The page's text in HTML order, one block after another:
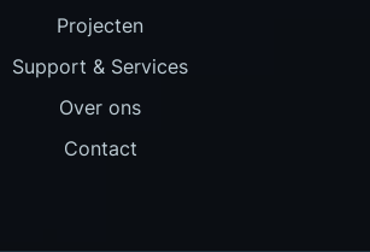
Projecten
Support & Services
Over ons
Contact